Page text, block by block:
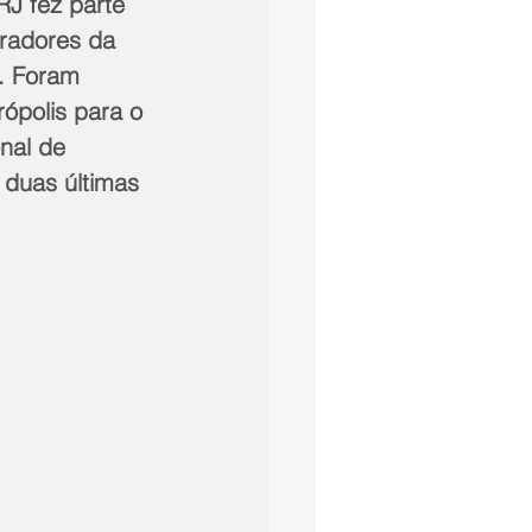
da
Foram
para o
de
últimas